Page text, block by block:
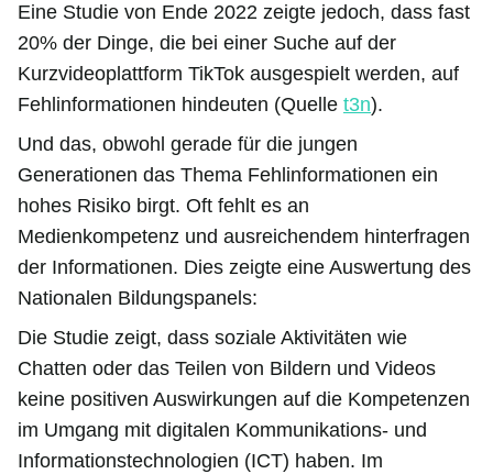
Eine Studie von Ende 2022 zeigte jedoch, dass fast
20% der Dinge, die bei einer Suche auf der
Kurzvideoplattform TikTok ausgespielt werden, auf
Fehlinformationen hindeuten (Quelle t3n).
Und das, obwohl gerade für die jungen
Generationen das Thema Fehlinformationen ein
hohes Risiko birgt. Oft fehlt es an
Medienkompetenz und ausreichendem hinterfragen
der Informationen. Dies zeigte eine Auswertung des
Nationalen Bildungspanels:
Die Studie zeigt, dass soziale Aktivitäten wie
Chatten oder das Teilen von Bildern und Videos
keine positiven Auswirkungen auf die Kompetenzen
im Umgang mit digitalen Kommunikations- und
Informationstechnologien (ICT) haben. Im